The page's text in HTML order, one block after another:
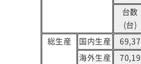
台数
(台)
総生産 国内生産
海外生産